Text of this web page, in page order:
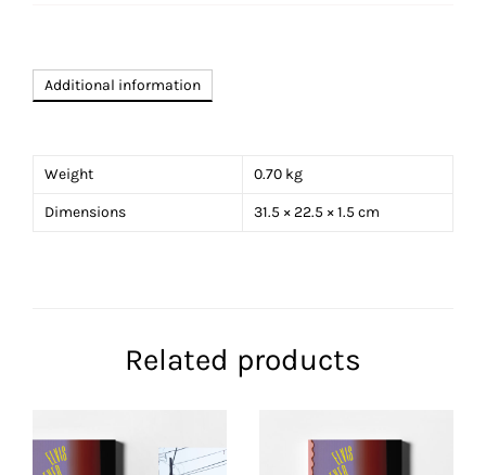
Additional information
Weight 0.70 kg
Dimensions 31.5 × 22.5 × 1.5 cm
Related products